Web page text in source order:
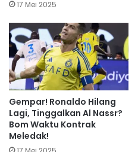
17 Mei 2025
Gempar! Ronaldo Hilang
Lagi, Tinggalkan Al Nassr?
Bom Waktu Kontrak
Meledak!